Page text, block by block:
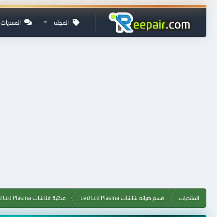
المجلة المنتديات
المنتديات قسم صيانه شاشات Led Lcd Plasma مكتبة فلاشات Led Lcd Plasma